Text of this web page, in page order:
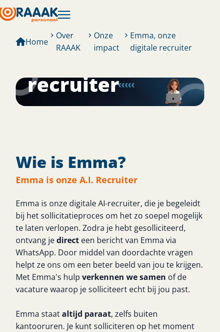
Home
Over
RAAAK
Onze
impact
Emma, onze
digitale recruiter
Emma;
recruiter
Wie is Emma?
Emma is onze A.I. Recruiter
Emma is onze digitale AI-recruiter, die je begeleidt
bij het sollicitatieproces om het zo soepel mogelijk
te laten verlopen. Zodra je hebt gesolliciteerd,
ontvang jedirect een bericht van Emma via
WhatsApp. Door middel van doordachte vragen
helpt ze ons om een beter beeld van jou te krijgen.
Met Emma's hulp verkennen we samen of de
vacature waarop je solliciteert echt bij jou past.
Emma staataltijd paraat, zelfs buiten
kantooruren. Je kunt solliciteren op het moment